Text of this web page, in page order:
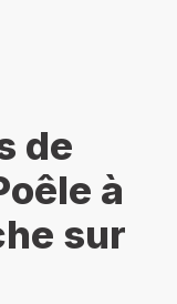
de
à
sur